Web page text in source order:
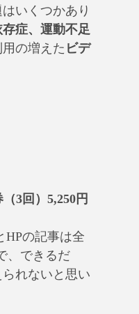
いくつかあり
症、運動不足
の増えた ビデ
3回）5,250円
HPの記事は全
、できるだ
れないと思い